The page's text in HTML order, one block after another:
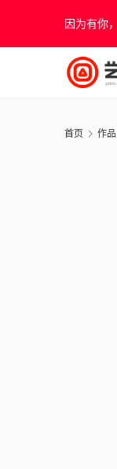
因为有你
首页 作品